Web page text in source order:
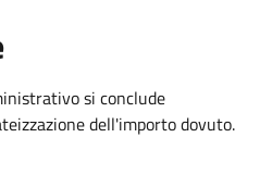
si conclude
dell'importo dovuto.